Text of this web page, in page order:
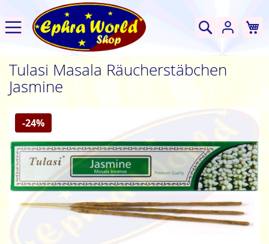
Suche
Tulasi Masala Räucherstäbchen
Jasmine
Zum
Ende
der
Bildgalerie
springen
-24%